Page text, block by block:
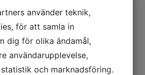
mängd
Harley-Davidson , MC
använder teknik,
för att samla in
dig för olika ändamål,
användarupplevelse,
och marknadsföring.